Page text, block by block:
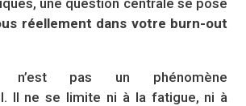
une question centrale se pose
réellement dans votre burn-out
n’est pas un phénomène
Il ne se limite ni à la fatigue, ni à